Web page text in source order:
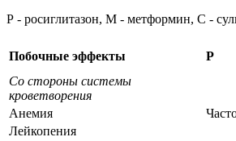
Р - росиглитазон, М - метформин, С -
Побочные эффекты Р
Со стороны системы
кроветворения
Анемия
Лейкопения